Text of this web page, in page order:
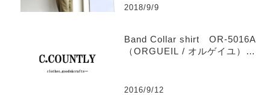
2018/9/9
Band Collar shirt OR-5016A
（ORGUEIL / オルゲイユ）
2016/9/12